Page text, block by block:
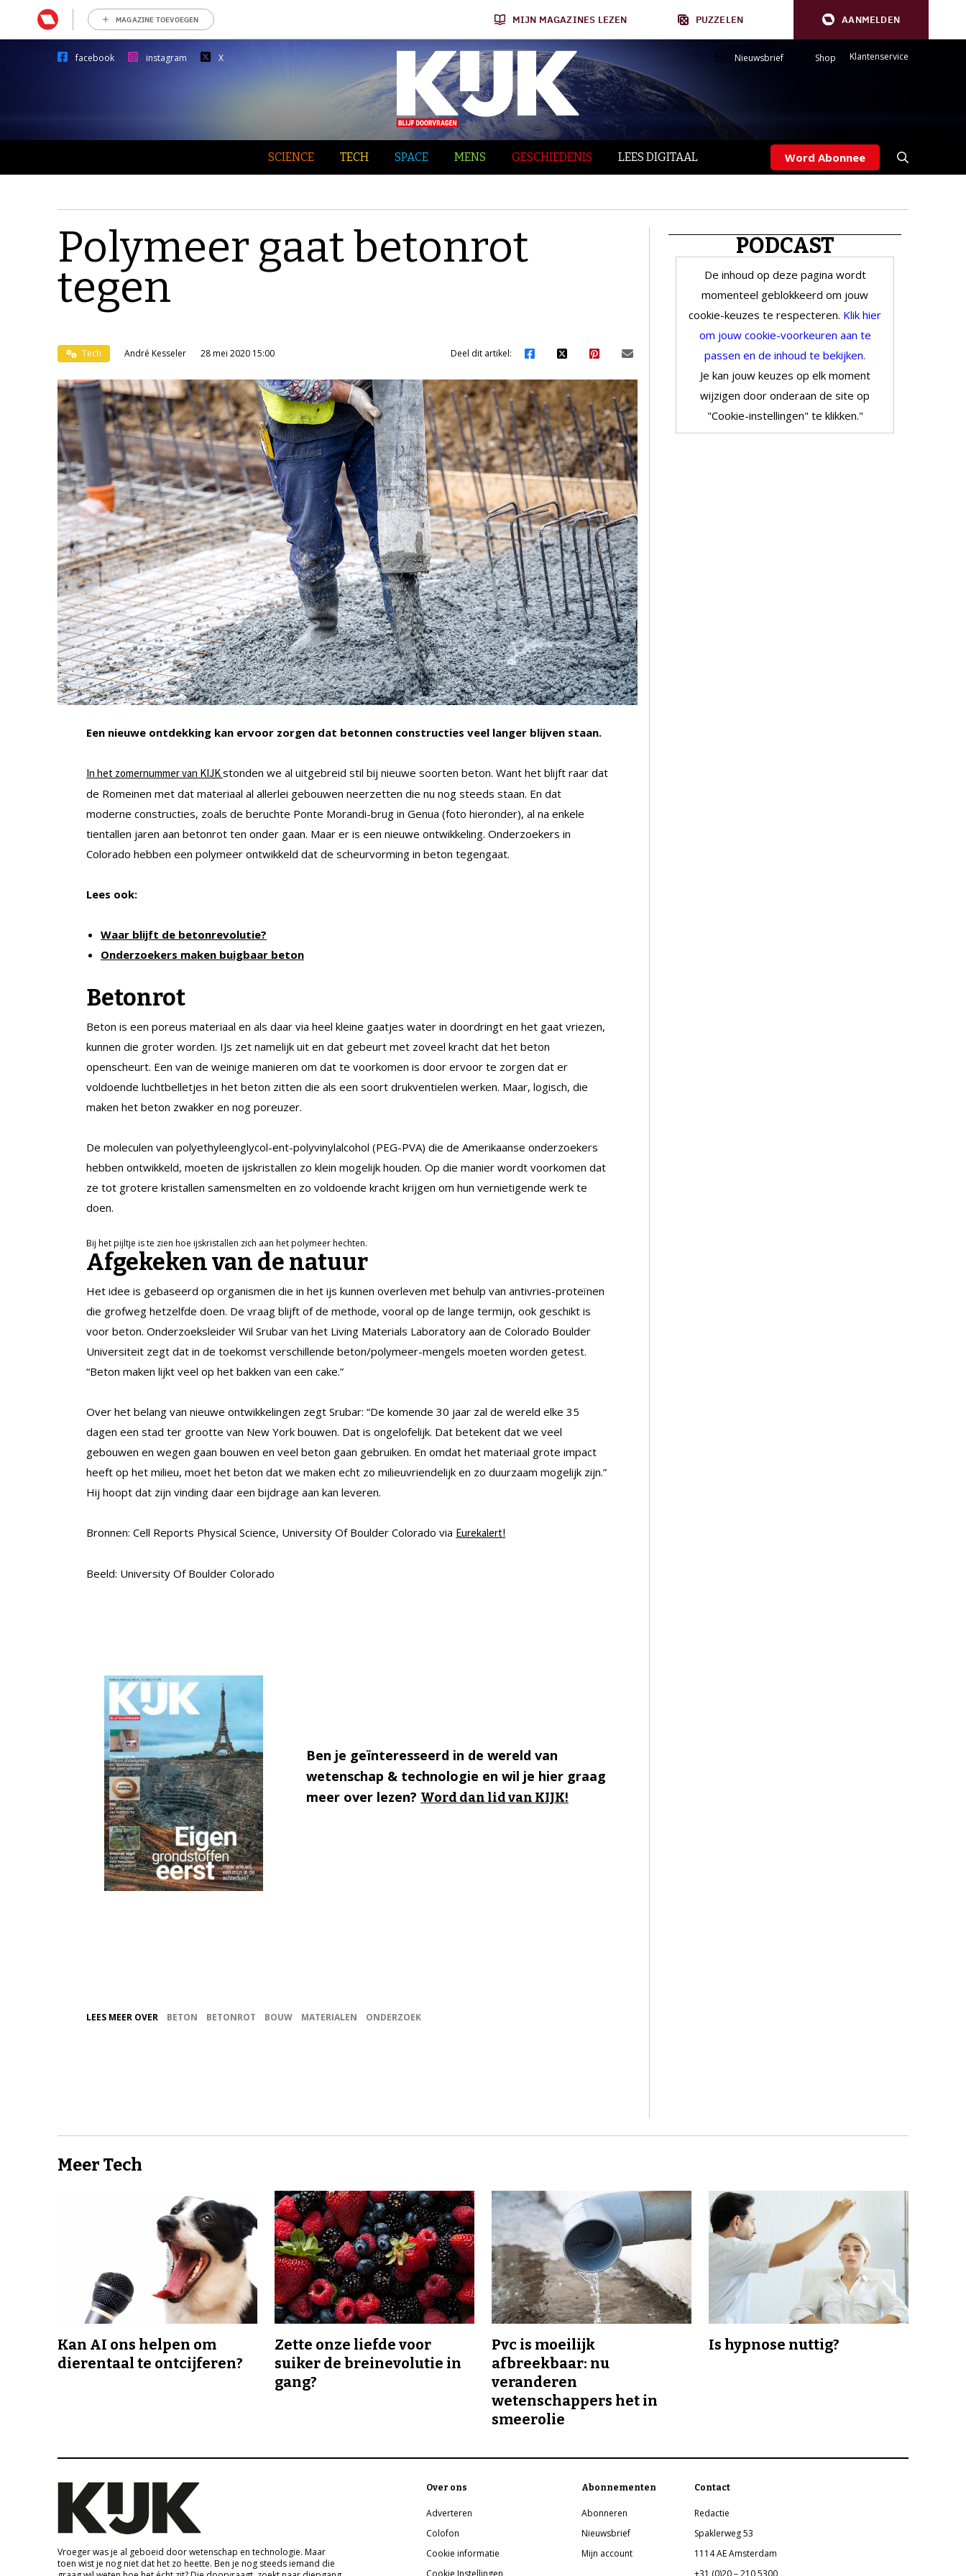
MAGAZINE TOEVOEGEN MIJN MAGAZINES LEZEN PUZZELEN AANMELDEN
facebook instagram X Nieuwsbrief Shop Klantenservice
SCIENCE TECH SPACE MENS GESCHIEDENIS LEES DIGITAAL Word Abonnee
Polymeer gaat betonrot
tegen
Tech André Kesseler 28 mei 2020 15:00 Deel dit artikel:
Een nieuwe ontdekking kan ervoor zorgen dat betonnen constructies veel langer blijven staan.
In het zomernummer van KIJKstonden we al uitgebreid stil bij nieuwe soorten beton. Want het blijft raar dat
de Romeinen met dat materiaal al allerlei gebouwen neerzetten die nu nog steeds staan. En dat
moderne constructies, zoals de beruchte Ponte Morandi-brug in Genua (foto hieronder), al na enkele
tientallen jaren aan betonrot ten onder gaan. Maar er is een nieuwe ontwikkeling. Onderzoekers in
Colorado hebben een polymeer ontwikkeld dat de scheurvorming in beton tegengaat.
Lees ook:
Waar blijft de betonrevolutie?
Onderzoekers maken buigbaar beton
Betonrot
Beton is een poreus materiaal en als daar via heel kleine gaatjes water in doordringt en het gaat vriezen,
kunnen die groter worden. IJs zet namelijk uit en dat gebeurt met zoveel kracht dat het beton
openscheurt. Een van de weinige manieren om dat te voorkomen is door ervoor te zorgen dat er
voldoende luchtbelletjes in het beton zitten die als een soort drukventielen werken. Maar, logisch, die
maken het beton zwakker en nog poreuzer.
De moleculen van polyethyleenglycol-ent-polyvinylalcohol (PEG-PVA) die de Amerikaanse onderzoekers
hebben ontwikkeld, moeten de ijskristallen zo klein mogelijk houden. Op die manier wordt voorkomen dat
ze tot grotere kristallen samensmelten en zo voldoende kracht krijgen om hun vernietigende werk te
doen.
Bij het pijltje is te zien hoe ijskristallen zich aan het polymeer hechten.
Afgekeken van de natuur
Het idee is gebaseerd op organismen die in het ijs kunnen overleven met behulp van antivries-proteïnen
die grofweg hetzelfde doen. De vraag blijft of de methode, vooral op de lange termijn, ook geschikt is
voor beton. Onderzoeksleider Wil Srubar van het Living Materials Laboratory aan de Colorado Boulder
Universiteit zegt dat in de toekomst verschillende beton/polymeer-mengels moeten worden getest.
“Beton maken lijkt veel op het bakken van een cake.”
Over het belang van nieuwe ontwikkelingen zegt Srubar: “De komende 30 jaar zal de wereld elke 35
dagen een stad ter grootte van New York bouwen. Dat is ongelofelijk. Dat betekent dat we veel
gebouwen en wegen gaan bouwen en veel beton gaan gebruiken. En omdat het materiaal grote impact
heeft op het milieu, moet het beton dat we maken echt zo milieuvriendelijk en zo duurzaam mogelijk zijn.”
Hij hoopt dat zijn vinding daar een bijdrage aan kan leveren.
Bronnen: Cell Reports Physical Science, University Of Boulder Colorado via Eurekalert!
Beeld: University Of Boulder Colorado
Ben je geïnteresseerd in de wereld van
wetenschap & technologie en wil je hier graag
meer over lezen? Word dan lid van KIJK!
LEES MEER OVER BETON BETONROT BOUW MATERIALEN ONDERZOEK
PODCAST
De inhoud op deze pagina wordt
momenteel geblokkeerd om jouw
cookie-keuzes te respecteren. Klik hier
om jouw cookie-voorkeuren aan te
passen en de inhoud te bekijken.
Je kan jouw keuzes op elk moment
wijzigen door onderaan de site op
"Cookie-instellingen" te klikken."
Meer Tech
Kan AI ons helpen om
dierentaal te ontcijferen?
Zette onze liefde voor
suiker de breinevolutie in
gang?
Pvc is moeilijk
afbreekbaar: nu
veranderen
wetenschappers het in
smeerolie
Is hypnose nuttig?
Vroeger was je al geboeid door wetenschap en technologie. Maar
toen wist je nog niet dat het zo heette. Ben je nog steeds iemand die
Over ons
Adverteren
Colofon
Cookie informatie
Abonnementen
Abonneren
Nieuwsbrief
Mijn account
Contact
Redactie
Spaklerweg 53
1114 AE Amsterdam